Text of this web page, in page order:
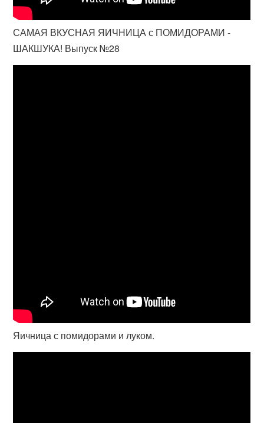
САМАЯ ВКУСНАЯ ЯИЧНИЦА с ПОМИДОРАМИ -
ШАКШУКА! Выпуск №28
Яичница с помидорами и луком.